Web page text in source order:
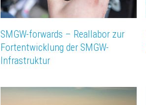
SMGW-forwards – Reallabor zur
Fortentwicklung der SMGW-
Infrastruktur